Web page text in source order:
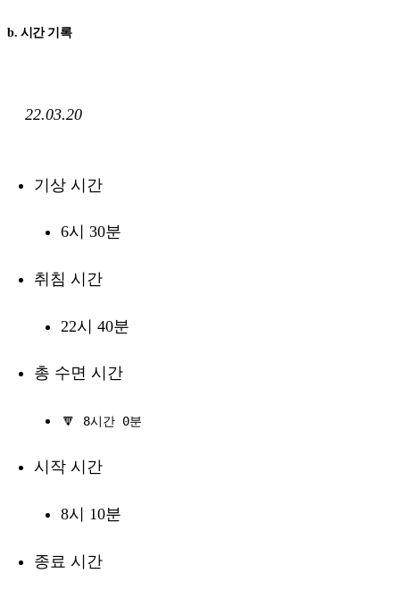
b. 시간 기록
22.03.20
기상 시간
6시 30분
취침 시간
22시 40분
총 수면 시간
🔽 8시간 0분
시작 시간
8시 10분
종료 시간